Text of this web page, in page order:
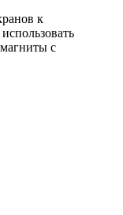
к
с